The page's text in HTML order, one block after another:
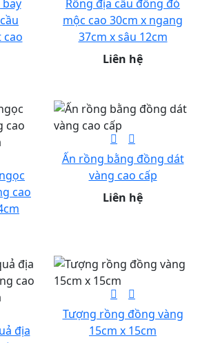
cao
Rồng địa cầu đồng đỏ
mộc cao 30cm x ngang
37cm x sâu 12cm
Liên hệ
cao
Ấn rồng bằng đồng dát
vàng cao cấp
Liên hệ
địa
Tượng rồng đồng vàng
15cm x 15cm